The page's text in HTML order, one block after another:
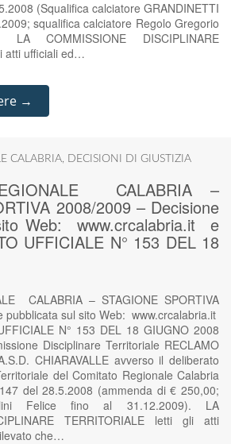
(Squalifica calciatore GRANDINETTI
squalifica calciatore Regolo Gregorio
COMMISSIONE DISCIPLINARE
atti ufficiali ed…
→
CALABRIA, DECISIONI DI GIUSTIZIA
CALABRIA –
2008/2009 – Decisione
Web: www.crcalabria.it e
UFFICIALE N° 153 DEL 18
CALABRIA – STAGIONE SPORTIVA
pubblicata sul sito Web: www.crcalabria.it
N° 153 DEL 18 GIUGNO 2008
Disciplinare Territoriale RECLAMO
CHIARAVALLE avverso il deliberato
del Comitato Regionale Calabria
del 28.5.2008 (ammenda di € 250,00;
Felice fino al 31.12.2009). LA
TERRITORIALE letti gli atti
che…